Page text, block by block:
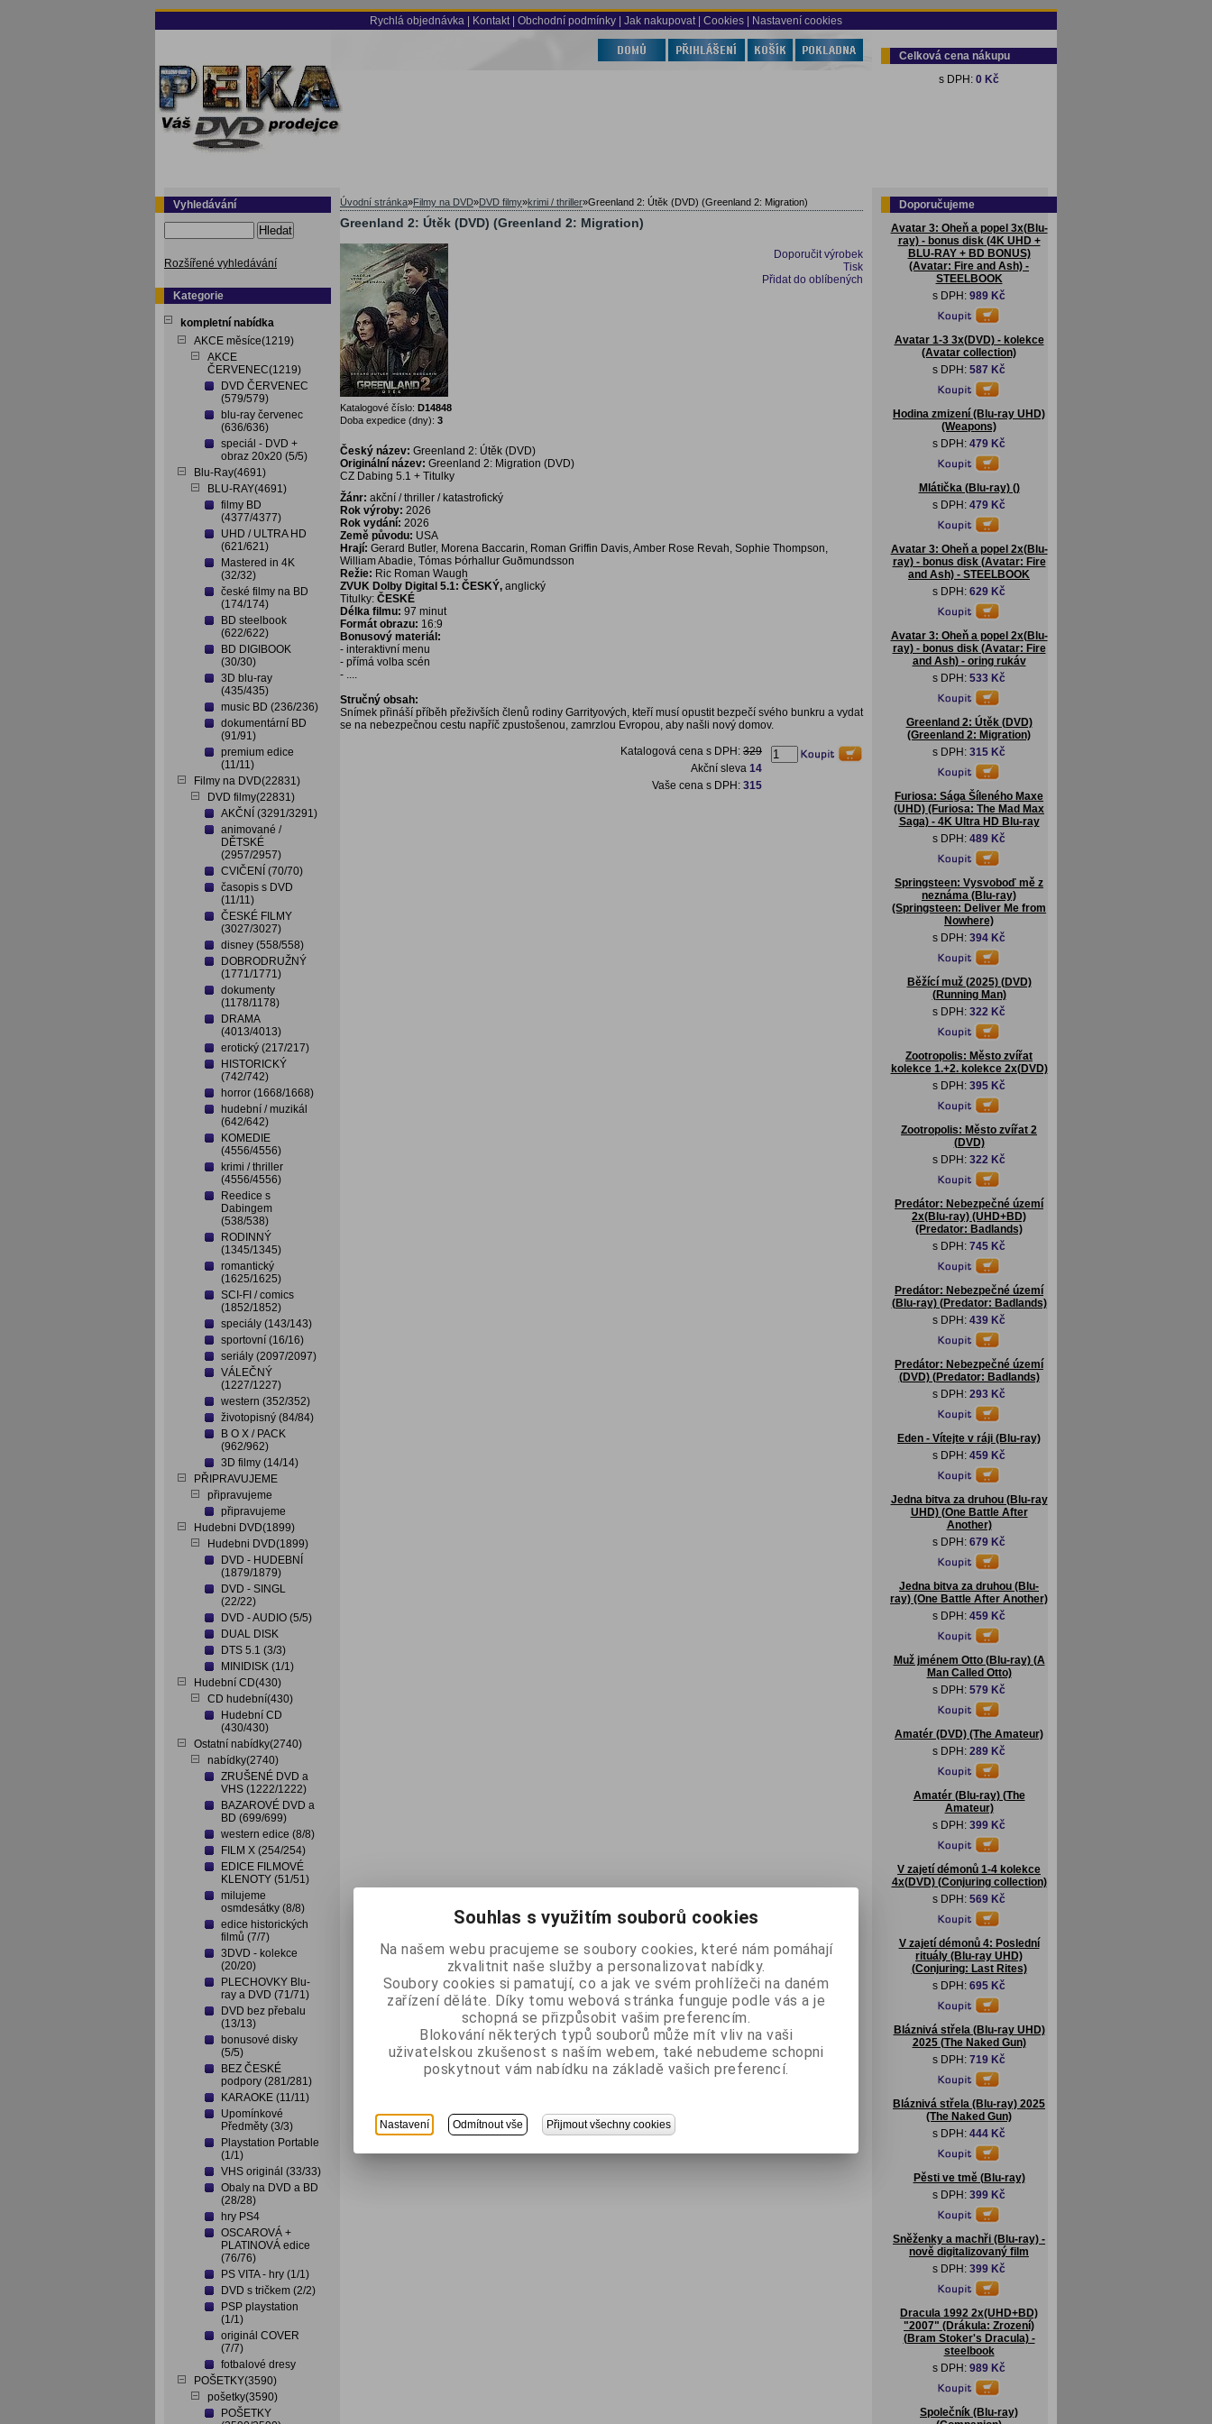
Rychlá objednávka Kontakt Obchodní podmínky Jak nakupovat | Cookies | Nastavení cookies
Celková cena nákupu
s DPH: 0 Kč
Vyhledávání
Hledat
Rozšířené vyhledávání
Kategorie
kompletní nabídka
AKCE měsíce(1219)
AKCE
ČERVENEC(1219)
DVD ČERVENEC
(579/579)
blu-ray červenec
(636/636)
speciál - DVD +
obraz 20x20 (5/5)
Blu-Ray(4691)
BLU-RAY(4691)
filmy BD
(4377/4377)
UHD / ULTRA HD
(621/621)
Mastered in 4K
(32/32)
české filmy na BD
(174/174)
BD steelbook
(622/622)
BD DIGIBOOK
(30/30)
3D blu-ray
(435/435)
music BD (236/236)
dokumentární BD
(91/91)
premium edice
(11/11)
Filmy na DVD(22831)
DVD filmy(22831)
AKČNÍ (3291/3291)
animované /
DĚTSKÉ
(2957/2957)
CVIČENÍ (70/70)
časopis s DVD
(11/11)
ČESKÉ FILMY
(3027/3027)
disney (558/558)
DOBRODRUŽNÝ
(1771/1771)
dokumenty
(1178/1178)
DRAMA
(4013/4013)
erotický (217/217)
HISTORICKÝ
(742/742)
horror (1668/1668)
hudební / muzikál
(642/642)
KOMEDIE
(4556/4556)
krimi / thriller
(4556/4556)
Reedice s
Dabingem
(538/538)
RODINNÝ
(1345/1345)
romantický
(1625/1625)
SCI-FI / comics
(1852/1852)
speciály (143/143)
sportovní (16/16)
seriály (2097/2097)
VÁLEČNÝ
(1227/1227)
western (352/352)
životopisný (84/84)
B O X / PACK
(962/962)
3D filmy (14/14)
PŘIPRAVUJEME
připravujeme
připravujeme
Hudebni DVD(1899)
Hudebni DVD(1899)
DVD - HUDEBNÍ
(1879/1879)
DVD - SINGL
(22/22)
DVD - AUDIO (5/5)
DUAL DISK
DTS 5.1 (3/3)
MINIDISK (1/1)
Hudební CD(430)
CD hudební(430)
Hudební CD
(430/430)
Ostatní nabídky(2740)
nabídky(2740)
ZRUŠENÉ DVD a
VHS (1222/1222)
BAZAROVÉ DVD a
BD (699/699)
western edice (8/8)
FILM X (254/254)
EDICE FILMOVÉ
KLENOTY (51/51)
milujeme
osmdesátky (8/8)
edice historických
filmů (7/7)
3DVD - kolekce
(20/20)
PLECHOVKY Blu-
ray a DVD (71/71)
DVD bez přebalu
(13/13)
bonusové disky
(5/5)
BEZ ČESKÉ
podpory (281/281)
KARAOKE (11/11)
Upomínkové
Předměty (3/3)
Playstation Portable
(1/1)
VHS originál (33/33)
Obaly na DVD a BD
(28/28)
hry PS4
OSCAROVÁ +
PLATINOVÁ edice
(76/76)
PS VITA - hry (1/1)
DVD s tričkem (2/2)
PSP playstation
(1/1)
originál COVER
(7/7)
fotbalové dresy
POŠETKY(3590)
pošetky(3590)
POŠETKY
Úvodní stránka»Filmy na DVD»DVD filmy»krimi / thriller»Greenland 2: Útěk (DVD) (Greenland 2: Migration)
Greenland 2: Útěk (DVD) (Greenland 2: Migration)
Doporučit výrobek
Tisk
Přidat do oblíbených
Katalogové číslo: D14848
Doba expedice (dny): 3
Český název: Greenland 2: Útěk (DVD)
Originální název: Greenland 2: Migration (DVD)
CZ Dabing 5.1 + Titulky
Žánr: akční / thriller / katastrofický
Rok výroby: 2026
Rok vydání: 2026
Země původu: USA
Hrají: Gerard Butler, Morena Baccarin, Roman Griffin Davis, Amber Rose Revah, Sophie Thompson,
William Abadie, Tómas Þórhallur Guðmundsson
Režie: Ric Roman Waugh
ZVUK Dolby Digital 5.1: ČESKÝ, anglický
Titulky: ČESKÉ
Délka filmu: 97 minut
Formát obrazu: 16:9
Bonusový materiál:
- interaktivní menu
- přímá volba scén
- ....
Stručný obsah:
Snímek přináší příběh přeživších členů rodiny Garrityových, kteří musí opustit bezpečí svého bunkru a vydat
se na nebezpečnou cestu napříč zpustošenou, zamrzlou Evropou, aby našli nový domov.
Katalogová cena s DPH: 329
Akční sleva 14
Vaše cena s DPH: 315
Doporučujeme
Avatar 3: Oheň a popel 3x(Blu-
ray) - bonus disk (4K UHD +
BLU-RAY + BD BONUS)
(Avatar: Fire and Ash) -
STEELBOOK
s DPH: 989 Kč
Avatar 1-3 3x(DVD) - kolekce
(Avatar collection)
s DPH: 587 Kč
Hodina zmizení (Blu-ray UHD)
(Weapons)
s DPH: 479 Kč
Mlátička (Blu-ray) ()
s DPH: 479 Kč
Avatar 3: Oheň a popel 2x(Blu-
ray) - bonus disk (Avatar: Fire
and Ash) - STEELBOOK
s DPH: 629 Kč
Avatar 3: Oheň a popel 2x(Blu-
ray) - bonus disk (Avatar: Fire
and Ash) - oring rukáv
s DPH: 533 Kč
Greenland 2: Útěk (DVD)
(Greenland 2: Migration)
s DPH: 315 Kč
Furiosa: Sága Šíleného Maxe
(UHD) (Furiosa: The Mad Max
Saga) - 4K Ultra HD Blu-ray
s DPH: 489 Kč
Springsteen: Vysvoboď mě z
neznáma (Blu-ray)
(Springsteen: Deliver Me from
Nowhere)
s DPH: 394 Kč
Běžící muž (2025) (DVD)
(Running Man)
s DPH: 322 Kč
Zootropolis: Město zvířat
kolekce 1.+2. kolekce 2x(DVD)
s DPH: 395 Kč
Zootropolis: Město zvířat 2
(DVD)
s DPH: 322 Kč
Predátor: Nebezpečné území
2x(Blu-ray) (UHD+BD)
(Predator: Badlands)
s DPH: 745 Kč
Predátor: Nebezpečné území
(Blu-ray) (Predator: Badlands)
s DPH: 439 Kč
Predátor: Nebezpečné území
(DVD) (Predator: Badlands)
s DPH: 293 Kč
Eden - Vítejte v ráji (Blu-ray)
s DPH: 459 Kč
Jedna bitva za druhou (Blu-ray
UHD) (One Battle After
Another)
s DPH: 679 Kč
Jedna bitva za druhou (Blu-
ray) (One Battle After Another)
s DPH: 459 Kč
Muž jménem Otto (Blu-ray) (A
Man Called Otto)
s DPH: 579 Kč
Amatér (DVD) (The Amateur)
s DPH: 289 Kč
Amatér (Blu-ray) (The
Amateur)
s DPH: 399 Kč
V zajetí démonů 1-4 kolekce
4x(DVD) (Conjuring collection)
s DPH: 569 Kč
V zajetí démonů 4: Poslední
rituály (Blu-ray UHD)
(Conjuring: Last Rites)
s DPH: 695 Kč
Bláznivá střela (Blu-ray UHD)
2025 (The Naked Gun)
s DPH: 719 Kč
Bláznivá střela (Blu-ray) 2025
(The Naked Gun)
s DPH: 444 Kč
Pěsti ve tmě (Blu-ray)
s DPH: 399 Kč
Sněženky a machři (Blu-ray) -
nově digitalizovaný film
s DPH: 399 Kč
Dracula 1992 2x(UHD+BD)
"2007" (Drákula: Zrození)
(Bram Stoker's Dracula) -
steelbook
s DPH: 989 Kč
Společník (Blu-ray)
Souhlas s využitím souborů cookies
Na našem webu pracujeme se soubory cookies, které nám pomáhají
zkvalitnit naše služby a personalizovat nabídky.
Soubory cookies si pamatují, co a jak ve svém prohlížeči na daném
zařízení děláte. Díky tomu webová stránka funguje podle vás a je
schopná se přizpůsobit vašim preferencím.
Blokování některých typů souborů může mít vliv na vaši
uživatelskou zkušenost s naším webem, také nebudeme schopni
poskytnout vám nabídku na základě vašich preferencí.
Nastavení Odmítnout vše Přijmout všechny cookies